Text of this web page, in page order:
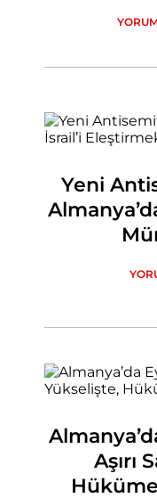
Yeni
Aşırı